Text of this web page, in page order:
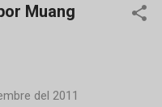
Muang
del 2011